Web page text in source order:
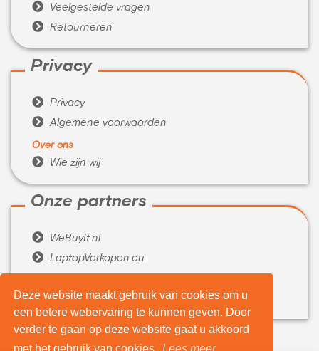
Deze website maakt gebruik van cookies om u
een betere webervaring te kunnen geven. Door
verder te gaan op deze website gaat u akkoord
 Veelgestelde vragen
 Retourneren
Privacy
 Privacy
 Algemene voorwaarden
Over ons
 Wie zijn wij
Onze partners
 WeBuyIt.nl
 LaptopVerkopen.eu
